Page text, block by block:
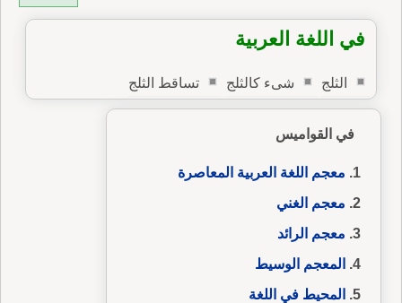
في اللغة العربية
الثلج شىء كالثلج تساقط الثلج
في القواميس
معجم اللغة العربية المعاصرة
معجم الغني
معجم الرائد
المعجم الوسيط
المحيط في اللغة